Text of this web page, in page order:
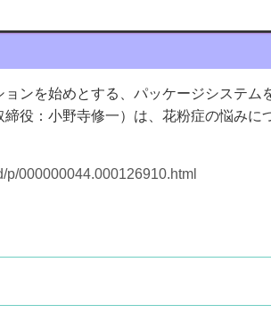
ンを始めとする、パッケージシステム
役：小野寺修一）は、花粉症の悩みに
p/000000044.000126910.html